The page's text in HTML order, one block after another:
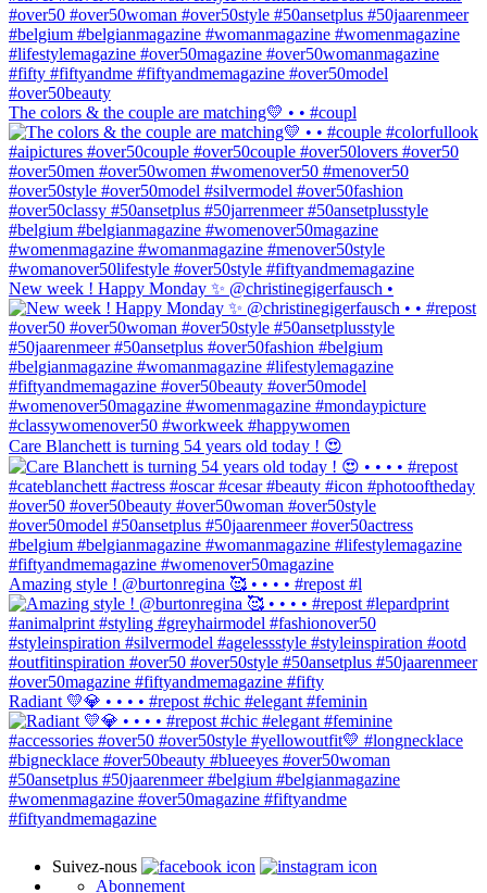
The colors & the couple are matching💛 • • #coupl
New week ! Happy Monday ✨ @christinegigerfausch •
Care Blanchett is turning 54 years old today ! 😍
Amazing style ! @burtonregina 🥰 • • • • #repost #l
Radiant 💛💎 • • • • #repost #chic #elegant #feminin
Suivez-nous
Abonnement